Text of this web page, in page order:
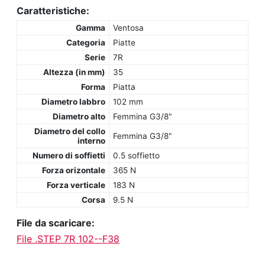
Caratteristiche:
Gamma
Ventosa
Categoria
Piatte
Serie
7R
Altezza (in mm)
35
Forma
Piatta
Diametro labbro
102 mm
Diametro alto
Femmina G3/8"
Diametro del collo
interno
Femmina G3/8"
Numero di soffietti
0.5 soffietto
Forza orizontale
365 N
Forza verticale
183 N
Corsa
9.5 N
File da scaricare:
File .STEP 7R 102--F38